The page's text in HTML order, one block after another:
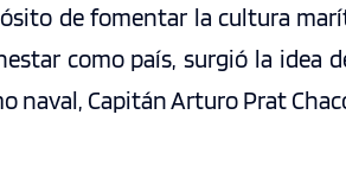
de fomentar la cultura
como país, surgió la idea
naval, Capitán Arturo Prat